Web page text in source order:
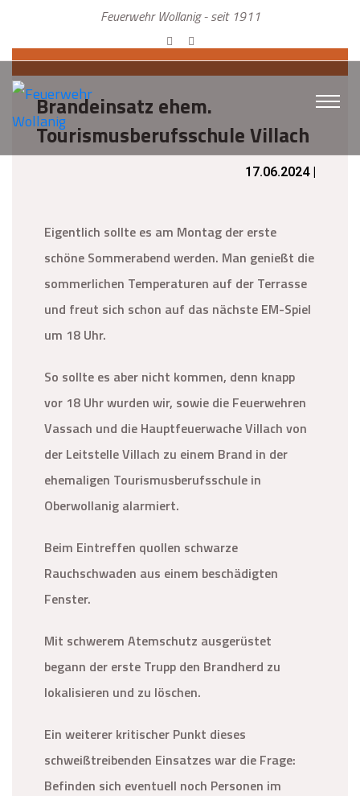
Feuerwehr Wollanig - seit 1911
Brandeinsatz ehem.
Tourismusberufsschule Villach
17.06.2024 |
Eigentlich sollte es am Montag der erste
schöne Sommerabend werden. Man genießt die
sommerlichen Temperaturen auf der Terrasse
und freut sich schon auf das nächste EM-Spiel
um 18 Uhr.
So sollte es aber nicht kommen, denn knapp
vor 18 Uhr wurden wir, sowie die Feuerwehren
Vassach und die Hauptfeuerwache Villach von
der Leitstelle Villach zu einem Brand in der
ehemaligen Tourismusberufsschule in
Oberwollanig alarmiert.
Beim Eintreffen quollen schwarze
Rauchschwaden aus einem beschädigten
Fenster.
Mit schwerem Atemschutz ausgerüstet
begann der erste Trupp den Brandherd zu
lokalisieren und zu löschen.
Ein weiterer kritischer Punkt dieses
schweißtreibenden Einsatzes war die Frage:
Befinden sich eventuell noch Personen im